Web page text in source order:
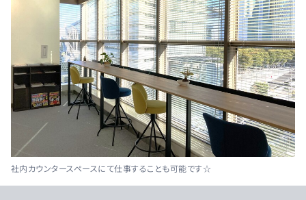
社内カウンタースペースにて仕事することも可能です☆